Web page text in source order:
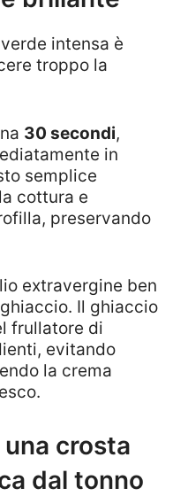
intensa è
troppo la
30 secondi,
in
semplice
cottura e
preservando
extravergine ben
Il ghiaccio
frullatore di
evitando
la crema
crosta
dal tonno